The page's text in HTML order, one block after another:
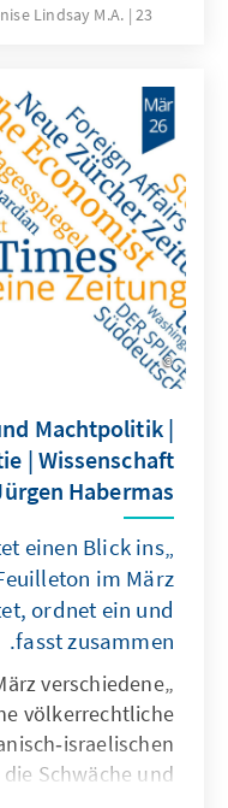
größere
sich trotz
Die
ist ein
der sich gegen
behaupten
muss.
Lindsay M.A. 23 באפריל 2026
Machtpolitik |
| Wissenschaft
Habermas
einen Blick ins
im März
ordnet ein und
fasst zusammen.
verschiedene
völkerrechtliche
Schwäche und